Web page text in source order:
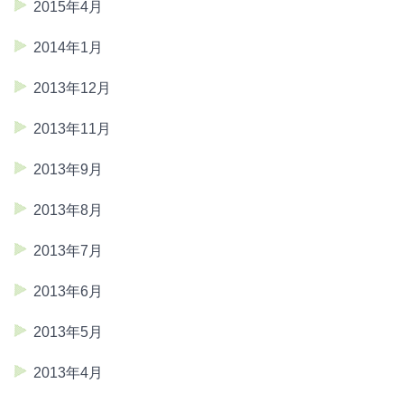
2015年4月
2014年1月
2013年12月
2013年11月
2013年9月
2013年8月
2013年7月
2013年6月
2013年5月
2013年4月